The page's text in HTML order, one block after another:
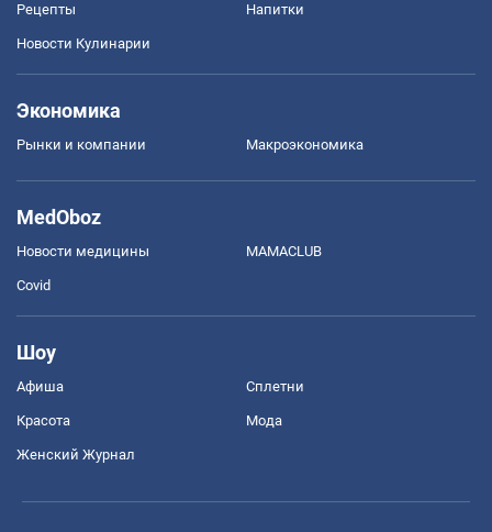
Рецепты Напитки
Новости Кулинарии
Экономика
Рынки и компании Mакроэкономика
MedOboz
Новости медицины MAMACLUB
Covid
Шоу
Афиша Сплетни
Красота Мода
Женский Журнал